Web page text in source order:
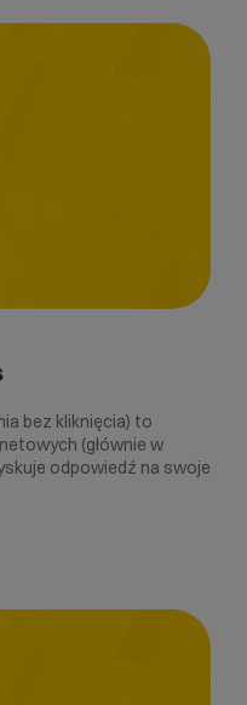
bez kliknięcia) to
(głównie w
odpowiedź na swoje